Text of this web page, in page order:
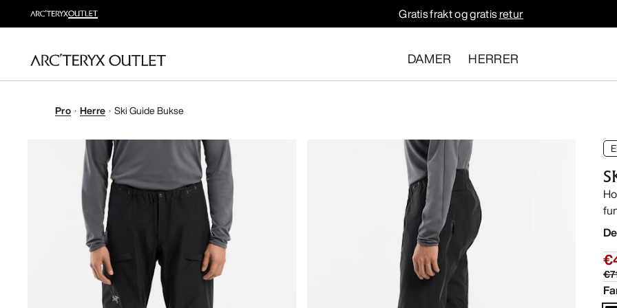
Gratis frakt og gratisretur
DAMER HERRER
Pro Herre Ski Guide Bukse